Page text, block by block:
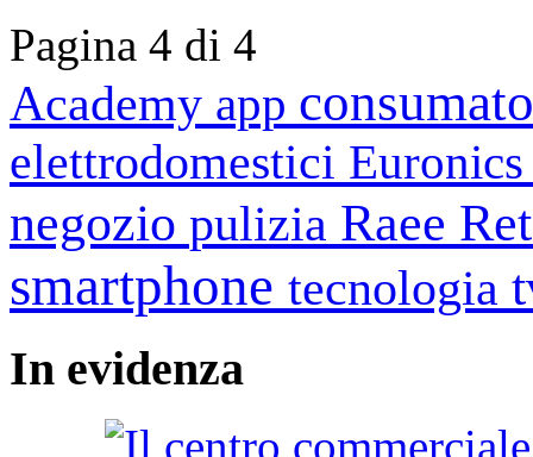
Pagina 4 di 4
Academy app
elettrodomestici
negozio pulizia Raee
smartphone tecnologia
In evidenza